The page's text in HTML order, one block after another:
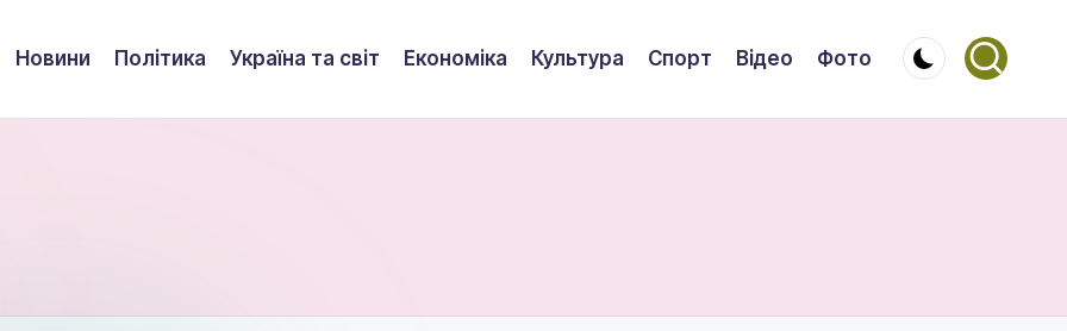
Новини Політика Україна та світ Економіка Культура Спорт Відео Фото